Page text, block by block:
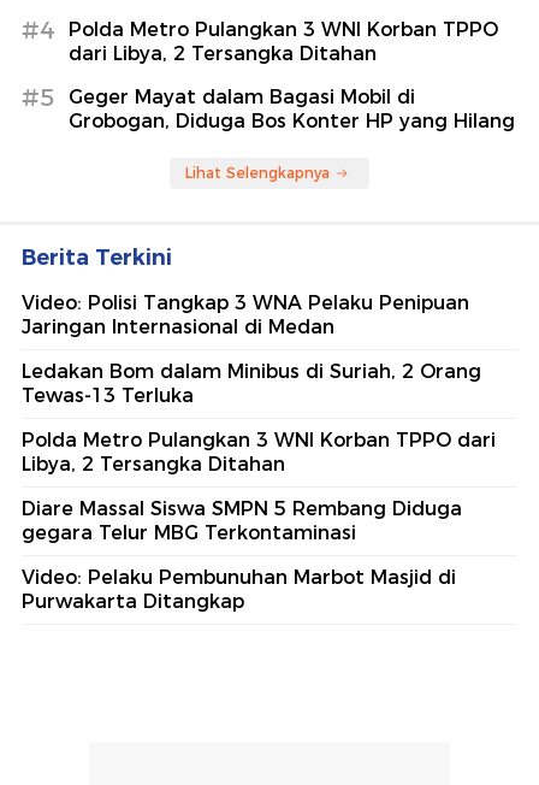
#4
Polda Metro Pulangkan 3 WNI Korban TPPO
dari Libya, 2 Tersangka Ditahan
#5
Geger Mayat dalam Bagasi Mobil di
Grobogan, Diduga Bos Konter HP yang Hilang
Lihat Selengkapnya
Berita Terkini
Video: Polisi Tangkap 3 WNA Pelaku Penipuan
Jaringan Internasional di Medan
Ledakan Bom dalam Minibus di Suriah, 2 Orang
Tewas-13 Terluka
Polda Metro Pulangkan 3 WNI Korban TPPO dari
Libya, 2 Tersangka Ditahan
Diare Massal Siswa SMPN 5 Rembang Diduga
gegara Telur MBG Terkontaminasi
Video: Pelaku Pembunuhan Marbot Masjid di
Purwakarta Ditangkap